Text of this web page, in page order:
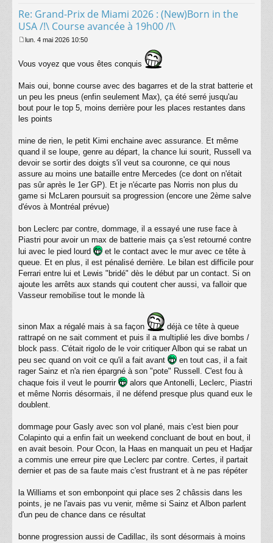
Re: Grand-Prix de Miami 2026 : (New)Born in the
USA /!\ Course avancée à 19h00 /!\
s
a
e
lun. 4 mai 2026 10:50
Vous voyez que vous êtes conquis
Mais oui, bonne course avec des bagarres et de la strat batterie et
un peu les pneus (enfin seulement Max), ça été serré jusqu'au
bout pour le top 5, moins derrière pour les places restantes dans
les points
mine de rien, le petit Kimi enchaine avec assurance. Et même
quand il se loupe, genre au départ, la chance lui sourit, Russell va
devoir se sortir des doigts s'il veut sa couronne, ce qui nous
assure au moins une bataille entre Mercedes (ce dont on n'était
pas sûr après le 1er GP). Et je n'écarte pas Norris non plus du
game si McLaren poursuit sa progression (encore une 2ème salve
d'évos à Montréal prévue)
bon Leclerc par contre, dommage, il a essayé une ruse face à
Piastri pour avoir un max de batterie mais ça s'est retourné contre
lui avec le pied lourd
et le contact avec le mur avec ce tête à
queue. Et en plus, il est pénalisé derrière. Le bilan est difficile pour
Ferrari entre lui et Lewis "bridé" dès le début par un contact. Si on
ajoute les arrêts aux stands qui coutent cher aussi, va falloir que
Vasseur remobilise tout le monde là
sinon Max a régalé mais à sa façon
déjà ce tête à queue
rattrapé on ne sait comment et puis il a multiplié les dive bombs /
block pass. C'était rigolo de le voir critiquer Albon qui se rabat un
peu sec quand on voit ce qu'il a fait avant
en tout cas, il a fait
rager Sainz et n'a rien épargné à son "pote" Russell. C'est fou à
chaque fois il veut le pourrir
alors que Antonelli, Leclerc, Piastri
et même Norris désormais, il ne défend presque plus quand eux le
doublent.
dommage pour Gasly avec son vol plané, mais c'est bien pour
Colapinto qui a enfin fait un weekend concluant de bout en bout, il
en avait besoin. Pour Ocon, la Haas en manquait un peu et Hadjar
a commis une erreur pire que Leclerc par contre. Certes, il partait
dernier et pas de sa faute mais c'est frustrant et à ne pas répéter
la Williams et son embonpoint qui place ses 2 châssis dans les
points, je ne l'avais pas vu venir, même si Sainz et Albon parlent
d'un peu de chance dans ce résultat
bonne progression aussi de Cadillac, ils sont désormais à moins